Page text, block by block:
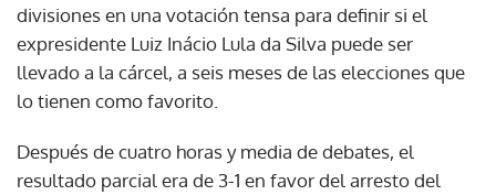
divisiones en una votación tensa para definir si el
expresidente Luiz Inácio Lula da Silva puede ser
llevado a la cárcel, a seis meses de las elecciones que
lo tienen como favorito.
Después de cuatro horas y media de debates, el
resultado parcial era de 3-1 en favor del arresto del